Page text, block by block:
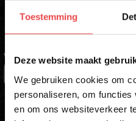
Toestemming
Deze website maakt
We gebruiken cookies om
personaliseren, om
en om ons websiteverkeer
10% korting op je
kortingscode voor 10%
VOORNAAM*
ACHTERNAAM